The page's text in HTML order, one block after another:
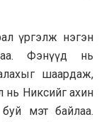
үргэлж нэгэн
Фэнүүд нь
шаардаж,
нь Никсийг ахин
буй мэт байлаа.